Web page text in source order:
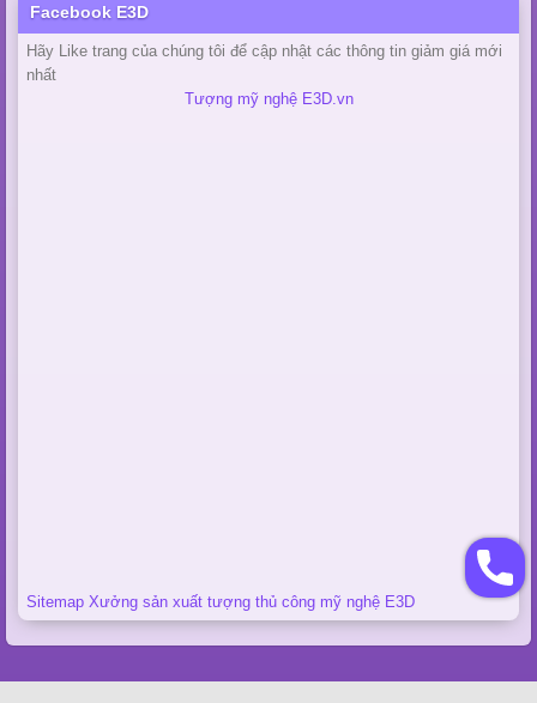
Facebook E3D
Hãy Like trang của chúng tôi để cập nhật các thông tin giảm giá mới
nhất
Tượng mỹ nghệ E3D.vn
Sitemap Xưởng sản xuất tượng thủ công mỹ nghệ E3D